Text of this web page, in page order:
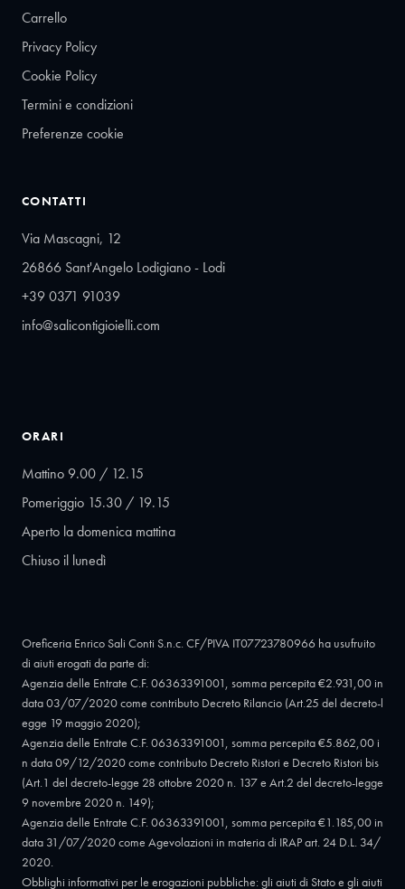
Carrello
Privacy Policy
Cookie Policy
Termini e condizioni
Preferenze cookie
CONTATTI
Via Mascagni, 12
26866 Sant'Angelo Lodigiano - Lodi
+39 0371 91039
info@salicontigioielli.com
ORARI
Mattino 9.00 / 12.15
Pomeriggio 15.30 / 19.15
Aperto la domenica mattina
Chiuso il lunedì
Oreficeria Enrico Sali Conti S.n.c. CF/PIVA IT07723780966 ha usufruito
di aiuti erogati da parte di:
Agenzia delle Entrate C.F. 06363391001, somma percepita €2.931,00 in
data 03/07/2020 come contributo Decreto Rilancio (Art.25 del decreto-l
egge 19 maggio 2020);
Agenzia delle Entrate C.F. 06363391001, somma percepita €5.862,00 i
n data 09/12/2020 come contributo Decreto Ristori e Decreto Ristori bis
(Art.1 del decreto-legge 28 ottobre 2020 n. 137 e Art.2 del decreto-legge
9 novembre 2020 n. 149);
Agenzia delle Entrate C.F. 06363391001, somma percepita €1.185,00 in
data 31/07/2020 come Agevolazioni in materia di IRAP art. 24 D.L. 34/
2020.
Obblighi informativi per le erogazioni pubbliche: gli aiuti di Stato e gli aiuti